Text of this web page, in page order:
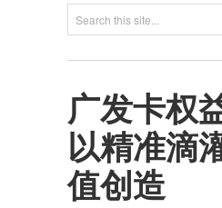
广发卡权
以精准滴
值创造